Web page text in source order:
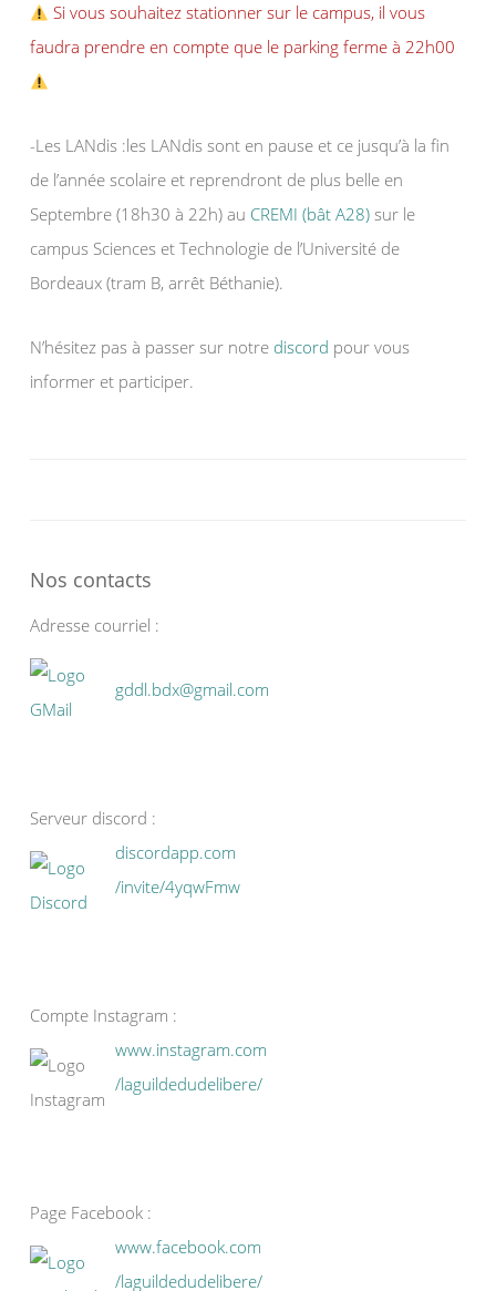
Si vous souhaitez stationner sur le campus, il vous
faudra prendre en compte que le parking ferme à 22h00
-Les LANdis :les LANdis sont en pause et ce jusqu’à la fin
de l’année scolaire et reprendront de plus belle en
Septembre (18h30 à 22h) au CREMI (bât A28) sur le
campus Sciences et Technologie de l’Université de
Bordeaux (tram B, arrêt Béthanie).
N’hésitez pas à passer sur notre discord pour vous
informer et participer.
Nos contacts
Adresse courriel :
gddl.bdx@gmail.com
Serveur discord :
discordapp.com
/invite/4yqwFmw
Compte Instagram :
www.instagram.com
/laguildedudelibere/
Page Facebook :
www.facebook.com
/laguildedudelibere/